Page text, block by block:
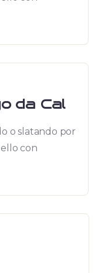
da Cal
o slatando por
con